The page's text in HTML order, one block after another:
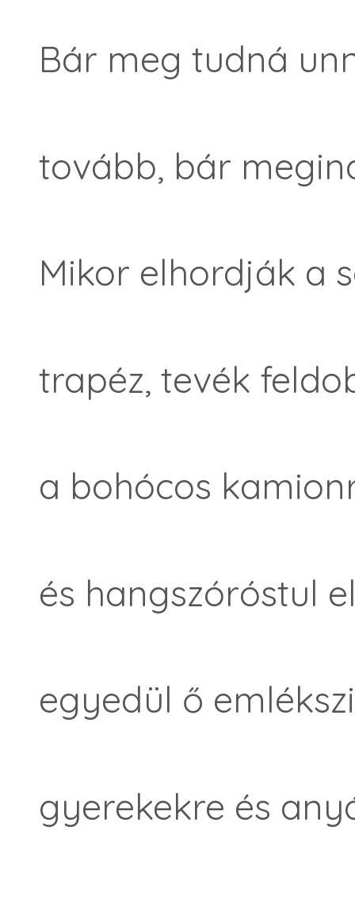
Bár meg tudná
tovább, bár
Mikor elhordják a
trapéz, tevék
a bohócos
és hangszóróstul
egyedül ő
gyerekekre és